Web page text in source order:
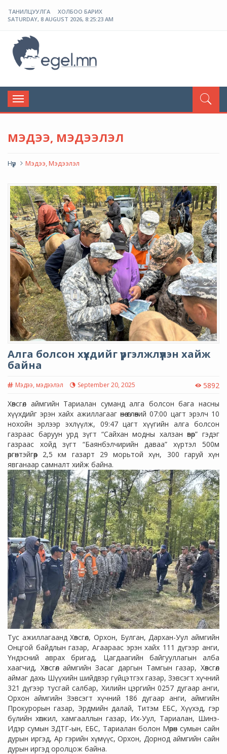
ТАНИЛЦУУЛГА
ХОЛБОО БАРИХ
SATURDAY, 8 AUGUST 2026, 8:25:23 AM
Toggle
navigation
МЭДЭЭ, МЭДЭЭЛЭЛ
Нүүр Мэдээ, Мэдээлэл
Алга болсон хүүхдийг үргэлжлүүлэн хайж
байна
Мэдээ, мэдээлэл September 20, 2025
5892
Хөвсгөл аймгийн Тариалан суманд алга болсон бага насны
хүүхдийг эрэн хайх ажиллагааг өнөө өглөөний 07:00 цагт эрэлч 10
нохойн эрлээр эхлүүлж, 09:47 цагт хүүгийн алга болсон
газраас баруун урд зүгт “Сайхан модны халзан өвөр” гэдэг
газраас хойд зүгт “Баянбэлчирийн даваа” хүртэл 500м
өргөнтэйгөөр 2,5 км газарт 29 морьтой хүн, 300 гаруй хүн
явганаар самналт хийж байна.
Тус ажиллагаанд Хөвсгөл, Орхон, Булган, Дархан-Уул аймгийн
Онцгой байдлын газар, Агаараас эрэн хайх 111 дүгээр анги,
Үндэсний аврах бригад, Цагдаагийн байгууллагын алба
хаагчид, Хөвсгөл аймгийн Засаг даргын Тамгын газар, Хөвсгөл
аймаг дахь Шүүхийн шийдвэр гүйцэтгэх газар, Зэвсэгт хүчний
321 дүгээр тусгай салбар, Хилийн цэргийн 0257 дугаар анги,
Орхон аймгийн Зэвсэгт хүчний 186 дугаар анги, аймгийн
Прокурорын газар, Эрдмийн далай, Титэм ЕБС, Хүүхэд, гэр
бүлийн хөгжил, хамгааллын газар, Их-Уул, Тариалан, Шинэ-
Идэр сумын ЗДТГ-ын, ЕБС, Тариалан болон Мөрөн сумын сайн
дурын иргэд, Ар гэрийн хүмүүс, Орхон, Дорнод аймгийн сайн
дурын иргэд оролцож байна.